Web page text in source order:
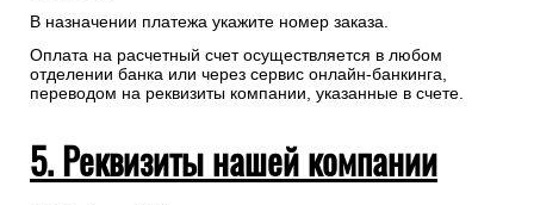
В назначении платежа укажите номер заказа.
Оплата на расчетный счет осуществляется в любом
отделении банка или через сервис онлайн-банкинга,
переводом на реквизиты компании, указанные в счете.
5. Реквизиты нашей компании